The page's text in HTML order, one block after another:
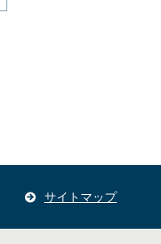
サイトマップ